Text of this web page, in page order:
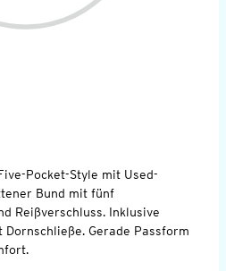
Pocket-Style mit Used-
Bund mit fünf
Reißverschluss. Inklusive
Gerade Passform